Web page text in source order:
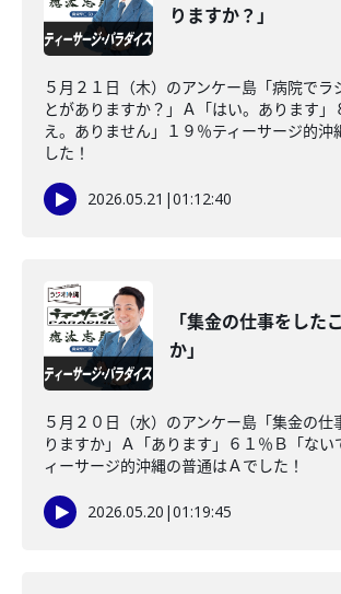
りますか？」
５月２１日（木）のアンケー島「病院でラ
とがありますか？」Ａ「はい。あります」
え。ありません」１９％ティーサージ的沖
した！
2026.05.21 |01:12:40
「集金の仕事をした
か」
５月２０日（水）のアンケー島「集金の仕
りますか」Ａ「あります」６１％Ｂ「ない
ィーサージ的沖縄の普通はＡでした！
2026.05.20 |01:19:45